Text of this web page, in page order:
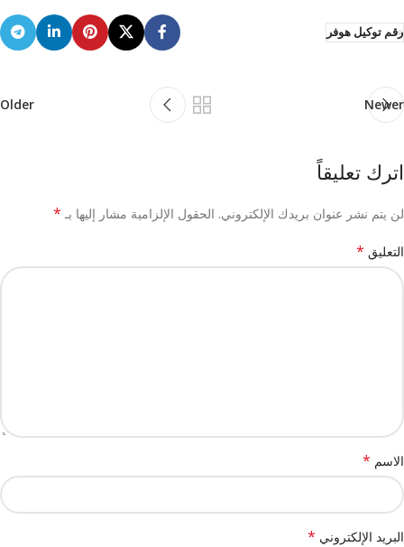
رقم توكيل هوفر
Newer
Older
اترك تعليقاً
لن يتم نشر عنوان بريدك الإلكتروني. الحقول الإلزامية مشار إليها بـ *
التعليق *
الاسم *
البريد الإلكتروني *